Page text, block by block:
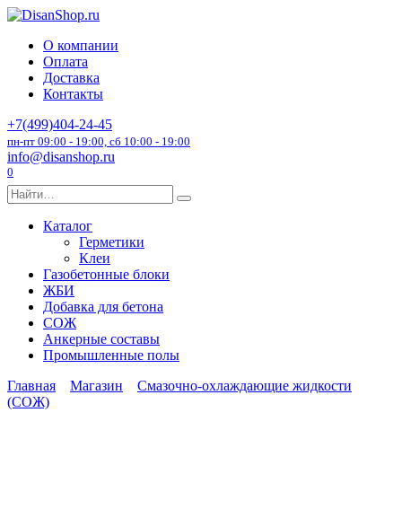
Перейти
содержанию
О компании
Оплата
Доставка
Контакты
+7(499)404-24-45
пн-пт 09:00 - 19:00, сб 10:00 - 19:00
info@disanshop.ru
0
Search
for:
Каталог
Герметики
Клеи
Газобетонные блоки
ЖБИ
Добавка для бетона
СОЖ
Анкерные составы
Промышленные полы
Главная
Магазин
Смазочно-охлаждающие жидкости
(СОЖ)